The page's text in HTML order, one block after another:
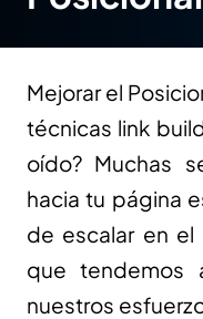
Mejorar el
técnicas link
oído? Muchas
hacia tu página
de escalar en
que tendemos
nuestros